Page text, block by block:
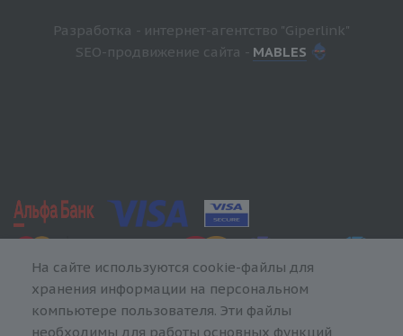
Разработка - интернет-агентство "Giperlink"
SEO-продвижение сайта - MABLES
На сайте используются cookie-файлы для
хранения информации на персональном
компьютере пользователя. Эти файлы
необходимы для работы основных функций